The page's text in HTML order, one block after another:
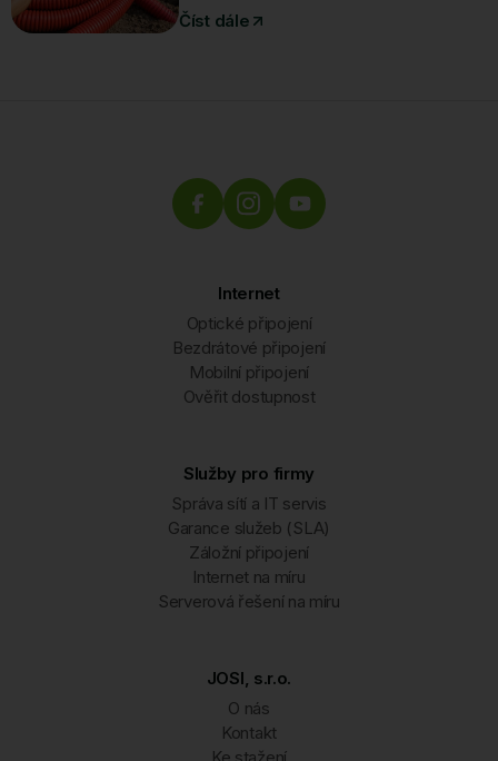
Číst dále
Internet
Optické připojení
Bezdrátové připojení
Mobilní připojení
Ověřit dostupnost
Služby pro firmy
Správa sítí a IT servis
Garance služeb (SLA)
Záložní připojení
Internet na míru
Serverová řešení na míru
JOSI, s.r.o.
O nás
Kontakt